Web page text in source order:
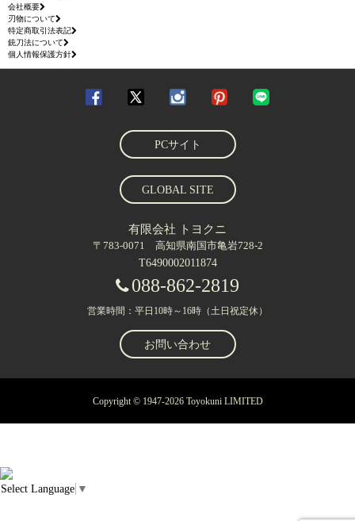
会社概要
刃物について
特定商取引法表記
銃刀法について
個人情報保護方針
PCサイト
GLOBAL SITE
有限会社 トヨクニ
〒783-0071 高知県南国市亀岩728-2
T6490002011874
088-862-2819
営業時間：平日10時～16時（土日祝定休）
お問い合わせ
Copyright © 1947-2026 Toyokuni LIMITED
Select Language ▼